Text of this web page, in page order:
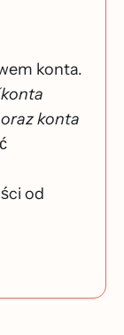
konta.
konta
od